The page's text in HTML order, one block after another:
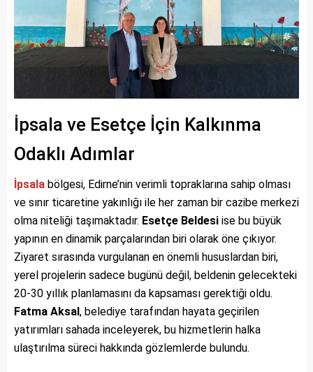
İpsala ve Esetçe İçin Kalkınma
Odaklı Adımlar
İpsala bölgesi, Edirne’nin verimli topraklarına sahip olması
ve sınır ticaretine yakınlığı ile her zaman bir cazibe merkezi
olma niteliği taşımaktadır. Esetçe Beldesi ise bu büyük
yapının en dinamik parçalarından biri olarak öne çıkıyor.
Ziyaret sırasında vurgulanan en önemli hususlardan biri,
yerel projelerin sadece bugünü değil, beldenin gelecekteki
20-30 yıllık planlamasını da kapsaması gerektiği oldu.
Fatma Aksal , belediye tarafından hayata geçirilen
yatırımları sahada inceleyerek, bu hizmetlerin halka
ulaştırılma süreci hakkında gözlemlerde bulundu.